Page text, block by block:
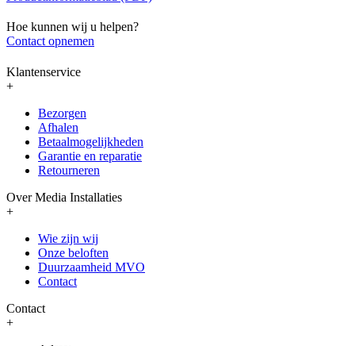
Hoe kunnen wij u helpen?
Contact opnemen
Klantenservice
+
Bezorgen
Afhalen
Betaalmogelijkheden
Garantie en reparatie
Retourneren
Over Media Installaties
+
Wie zijn wij
Onze beloften
Duurzaamheid MVO
Contact
Contact
+